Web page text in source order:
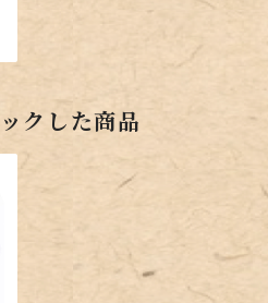
クした商品